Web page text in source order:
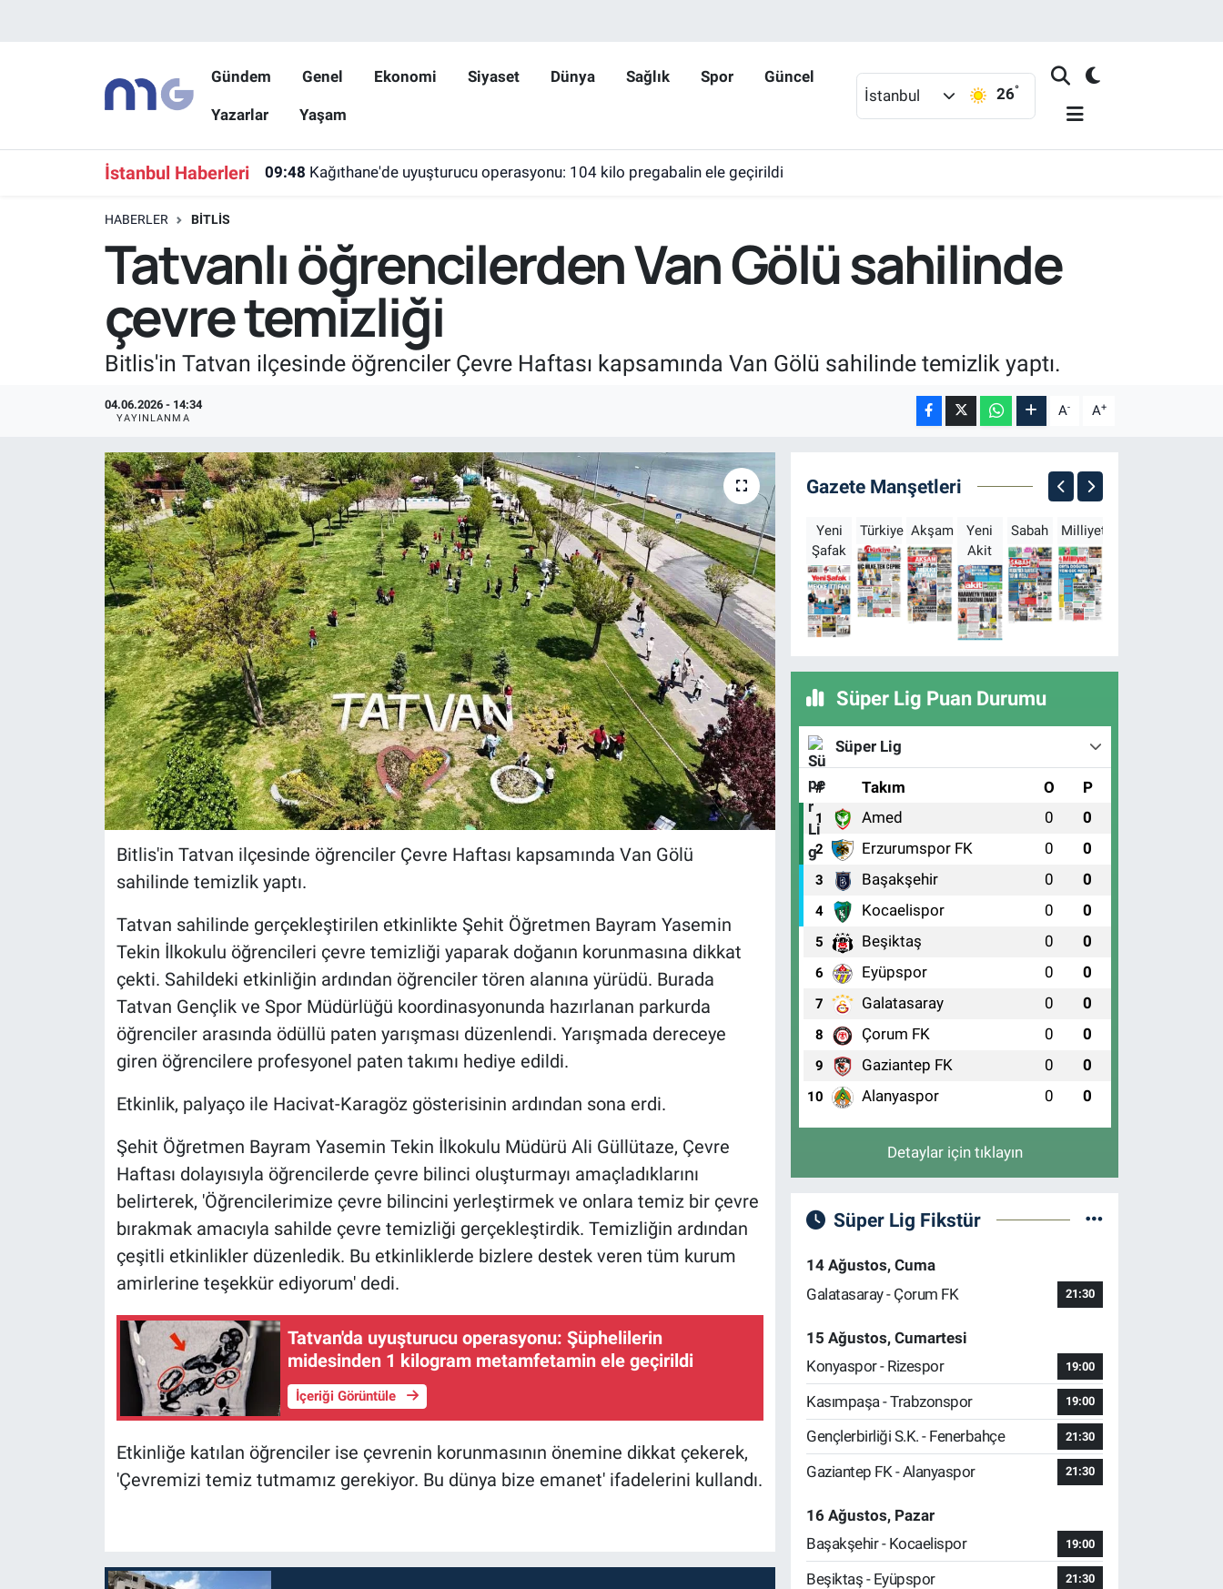
Gündem Genel Ekonomi Siyaset Dünya Sağlık Spor Güncel
Yazarlar Yaşam
İstanbul 26°
İstanbul Haberleri 09:48 Kağıthane'de uyuşturucu operasyonu: 104 kilo pregabalin ele geçirildi
HABERLER BITLIS
Tatvanlı öğrencilerden Van Gölü sahilinde
çevre temizliği
Bitlis'in Tatvan ilçesinde öğrenciler Çevre Haftası kapsamında Van Gölü sahilinde temizlik yaptı.
04.06.2026 - 14:34
YAYINLANMA A- A+
Bitlis'in Tatvan ilçesinde öğrenciler Çevre Haftası kapsamında Van Gölü
sahilinde temizlik yaptı.
Tatvan sahilinde gerçekleştirilen etkinlikte Şehit Öğretmen Bayram Yasemin
Tekin İlkokulu öğrencileri çevre temizliği yaparak doğanın korunmasına dikkat
çekti. Sahildeki etkinliğin ardından öğrenciler tören alanına yürüdü. Burada
Tatvan Gençlik ve Spor Müdürlüğü koordinasyonunda hazırlanan parkurda
öğrenciler arasında ödüllü paten yarışması düzenlendi. Yarışmada dereceye
giren öğrencilere profesyonel paten takımı hediye edildi.
Etkinlik, palyaço ile Hacivat-Karagöz gösterisinin ardından sona erdi.
Şehit Öğretmen Bayram Yasemin Tekin İlkokulu Müdürü Ali Güllütaze, Çevre
Haftası dolayısıyla öğrencilerde çevre bilinci oluşturmayı amaçladıklarını
belirterek, 'Öğrencilerimize çevre bilincini yerleştirmek ve onlara temiz bir çevre
bırakmak amacıyla sahilde çevre temizliği gerçekleştirdik. Temizliğin ardından
çeşitli etkinlikler düzenledik. Bu etkinliklerde bizlere destek veren tüm kurum
amirlerine teşekkür ediyorum' dedi.
Tatvan'da uyuşturucu operasyonu: Şüphelilerin
midesinden 1 kilogram metamfetamin ele geçirildi
İçeriği Görüntüle
Etkinliğe katılan öğrenciler ise çevrenin korunmasının önemine dikkat çekerek,
'Çevremizi temiz tutmamız gerekiyor. Bu dünya bize emanet' ifadelerini kullandı.
Gazete Manşetleri
Yeni
Şafak
Türkiye Akşam
Yeni
Akit
Sabah Milliyet
Süper Lig Puan Durumu
Süper Lig
# Takım O P
1 Amed 0 0
2 Erzurumspor FK 0 0
3 Başakşehir 0 0
4 Kocaelispor 0 0
5 Beşiktaş 0 0
6 Eyüpspor 0 0
7 Galatasaray 0 0
8 Çorum FK 0 0
9 Gaziantep FK 0 0
10 Alanyaspor 0 0
Detaylar için tıklayın
Süper Lig Fikstür
14 Ağustos, Cuma
Galatasaray - Çorum FK
21:30
15 Ağustos, Cumartesi
Konyaspor - Rizespor
19:00
Kasımpaşa - Trabzonspor 19:00
Gençlerbirliği S.K. - Fenerbahçe 21:30
Gaziantep FK - Alanyaspor 21:30
16 Ağustos, Pazar
Başakşehir - Kocaelispor
19:00
Beşiktaş - Eyüpspor 21:30
Hava Durumu
İstanbul Namaz Vakitleri
Süper Lig Puan Durumu ve Fikstür
Son Dakika Haberleri